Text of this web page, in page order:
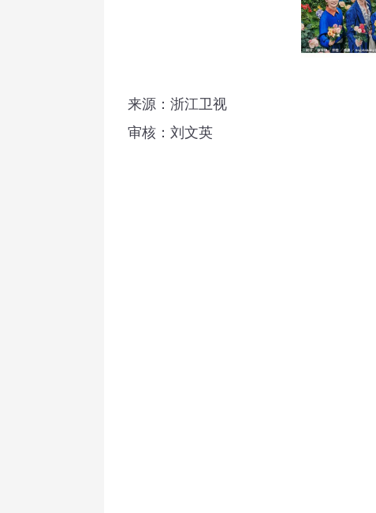
来源：浙江卫视
审核：刘文英